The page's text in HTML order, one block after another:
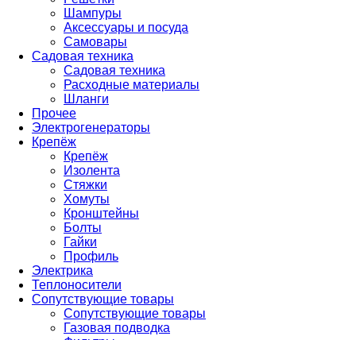
Шампуры
Аксессуары и посуда
Самовары
Садовая техника
Садовая техника
Расходные материалы
Шланги
Прочее
Электрогенераторы
Крепёж
Крепёж
Изолента
Стяжки
Хомуты
Кронштейны
Болты
Гайки
Профиль
Электрика
Теплоносители
Сопутствующие товары
Сопутствующие товары
Газовая подводка